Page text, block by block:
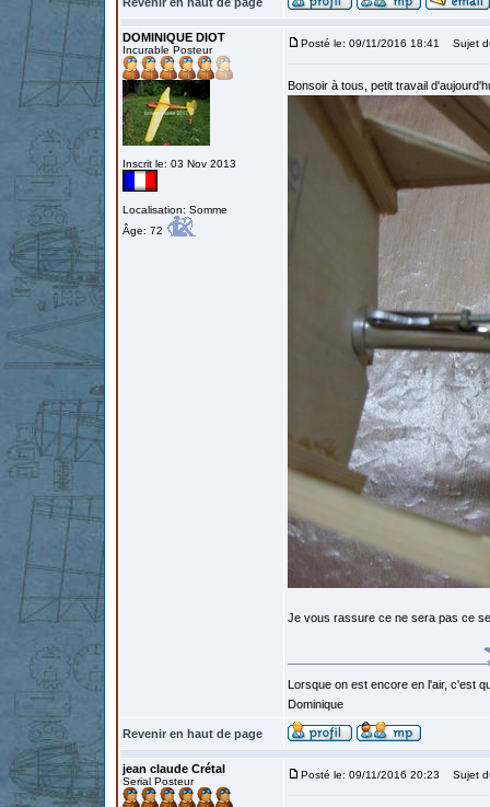
DOMINIQUE DIOT
Incurable Posteur
Inscrit le: 03 Nov 2013
Localisation: Somme
Âge: 72
Posté le: 09/11/2016 18:41 Sujet
Bonsoir à tous, petit travail
Je vous rassure ce ne sera pas ce
Lorsque on est encore en l'air, c'est
Dominique
Revenir en haut de page
jean claude Crétal
Serial Posteur
Posté le: 09/11/2016 20:23 Sujet